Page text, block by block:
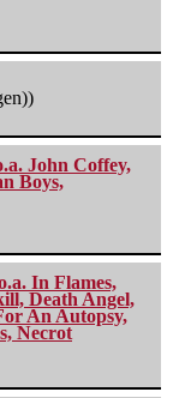
John Coffey,
Boys,
In Flames,
Death Angel,
An Autopsy,
Necrot